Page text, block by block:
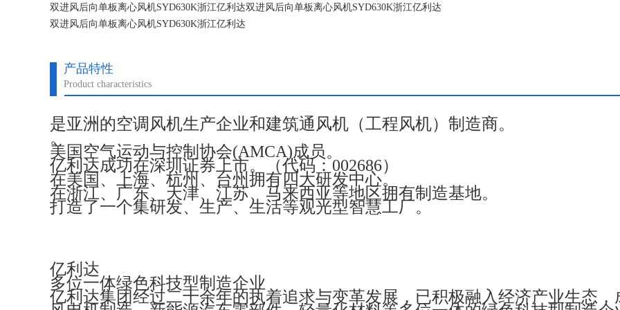
双进风后向单板离心风机SYD630K浙江亿利达双进风后向单板离心风机SYD630K浙江亿利达
双进风后向单板离心风机SYD630K浙江亿利达
产品特性
Product characteristics
是亚洲的空调风机生产企业和建筑通风机（工程风机）制造商。
。
美国空气运动与控制协会(AMCA)成员。
亿利达成功在深圳证券上市。（代码：002686）
在美国、上海、杭州、台州拥有四大研发中心。
在浙江、广东、天津、江苏、马来西亚等地区拥有制造基地。
打造了一个集研发、生产、生活等观光型智慧工厂。
亿利达
多位一体绿色科技型制造企业
亿利达集团经过二十余年的执着追求与变革发展，已积极融入经济产业生态，